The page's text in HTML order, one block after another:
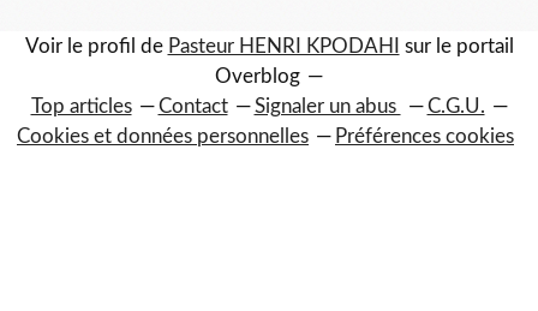
Voir le profil de Pasteur HENRI KPODAHI
sur le portail
Overblog
Top articles
Contact Signaler un abus
C.G.U.
Cookies et données personnelles
Préférences cookies